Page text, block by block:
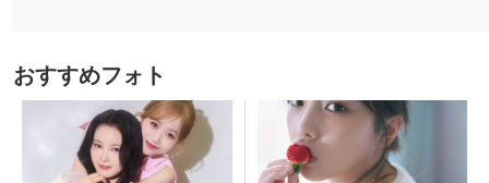
おすすめフォト